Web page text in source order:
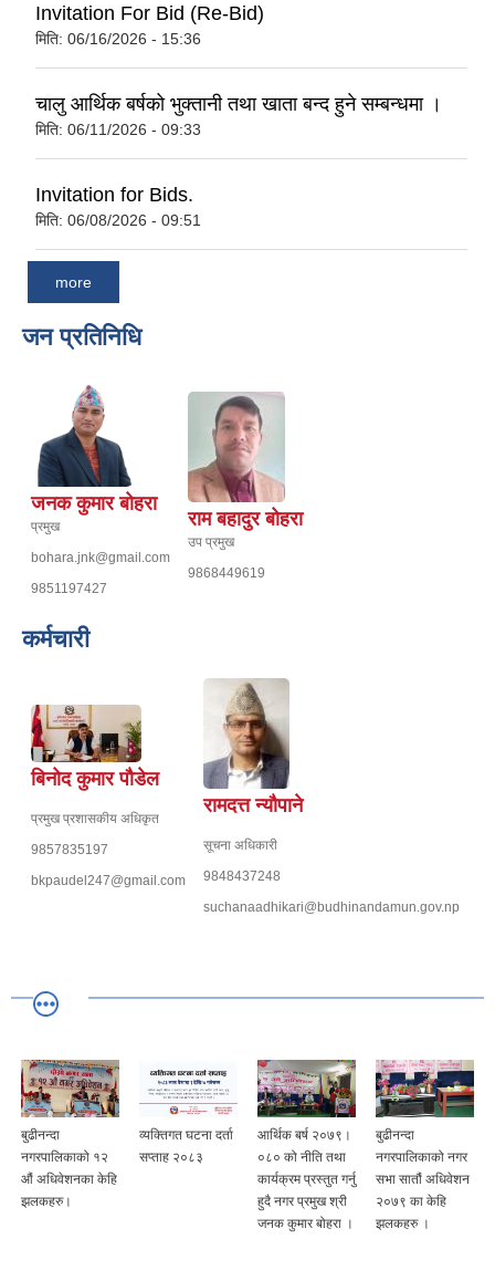
Invitation For Bid (Re-Bid)
मिति: 06/16/2026 - 15:36
चालु आर्थिक बर्षको भुक्तानी तथा खाता बन्द हुने सम्बन्धमा ।
मिति: 06/11/2026 - 09:33
Invitation for Bids.
मिति: 06/08/2026 - 09:51
more
जन प्रतिनिधि
जनक कुमार बोहरा
प्रमुख
bohara.jnk@gmail.com
9851197427
राम बहादुर बोहरा
उप प्रमुख
9868449619
कर्मचारी
बिनोद कुमार पौडेल
प्रमुख प्रशासकीय अधिकृत
9857835197
bkpaudel247@gmail.com
रामदत्त न्यौपाने
सूचना अधिकारी
9848437248
suchanaadhikari@budhinandamun.gov.np
बुढीनन्दा
नगरपालिकाको १२
औं अधिवेशनका केहि
झलकहरु।
व्यक्तिगत घटना दर्ता
सप्ताह २०८३
आर्थिक बर्ष २०७९।
०८० को नीति तथा
कार्यक्रम प्रस्तुत गर्नु
हुदै नगर प्रमुख श्री
जनक कुमार बोहरा ।
बुढीनन्दा
नगरपालिकाको नगर
सभा सातौं अधिवेशन
२०७९ का केहि
झलकहरु ।